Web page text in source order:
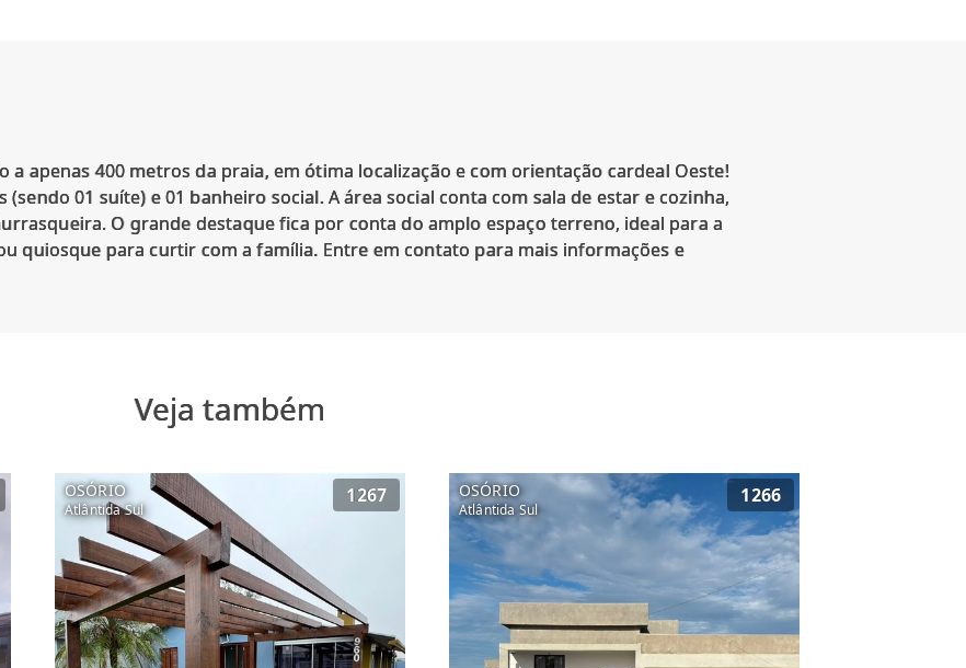
a apenas 400 metros da praia, em ótima localização e com orientação cardeal Oeste!
01 suíte) e 01 banheiro social. A área social conta com sala de estar e cozinha,
O grande destaque fica por conta do amplo espaço terreno, ideal para a
quiosque para curtir com a família. Entre em contato para mais informações e
Veja também
OSÓRIO
Atlântida Sul
1267 OSÓRIO
Atlântida Sul
1266